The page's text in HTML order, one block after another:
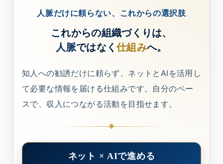
人脈だけに頼らない、これからの選択肢
これからの組織づくりは、
人脈ではなく仕組みへ。
知人への勧誘だけに頼らず、ネットとAIを活用し
て必要な情報を届ける仕組みです。自分のペー
スで、収入につながる活動を目指せます。
ネット × AIで進める